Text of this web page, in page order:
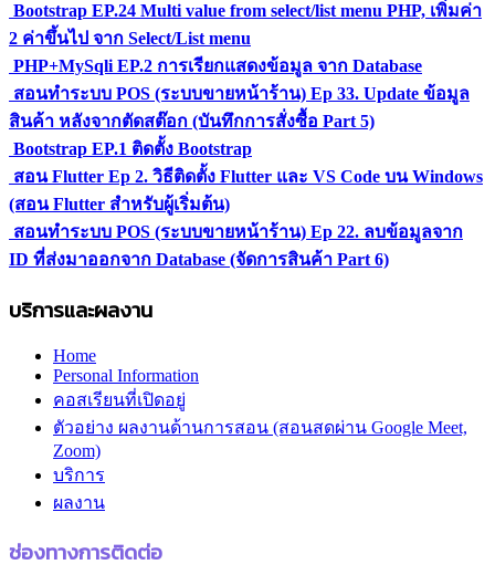
Bootstrap EP.24 Multi value from select/list menu PHP, เพิ่มค่า
2 ค่าขึ้นไป จาก Select/List menu
PHP+MySqli EP.2 การเรียกแสดงข้อมูล จาก Database
สอนทำระบบ POS (ระบบขายหน้าร้าน) Ep 33. Update ข้อมูล
สินค้า หลังจากตัดสต๊อก (บันทึกการสั่งซื้อ Part 5)
Bootstrap EP.1 ติดตั้ง Bootstrap
สอน Flutter Ep 2. วิธีติดตั้ง Flutter และ VS Code บน Windows
(สอน Flutter สำหรับผู้เริ่มต้น)
สอนทำระบบ POS (ระบบขายหน้าร้าน) Ep 22. ลบข้อมูลจาก
ID ที่ส่งมาออกจาก Database (จัดการสินค้า Part 6)
บริการและผลงาน
Home
Personal Information
คอสเรียนที่เปิดอยู่
ตัวอย่าง ผลงานด้านการสอน (สอนสดผ่าน Google Meet,
Zoom)
บริการ
ผลงาน
ช่องทางการติดต่อ